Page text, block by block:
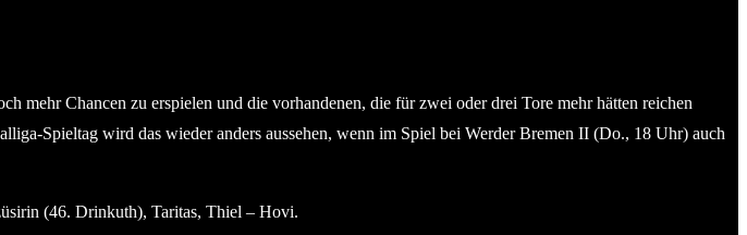
mehr Chancen zu erspielen und die vorhandenen, die für zwei oder drei Tore mehr hätten reichen
Spieltag wird das wieder anders aussehen, wenn im Spiel bei Werder Bremen II (Do., 18 Uhr) auch
(46. Drinkuth), Taritas, Thiel – Hovi.